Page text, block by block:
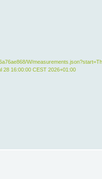
W/
28 16:00:00 CEST 2026+01:00